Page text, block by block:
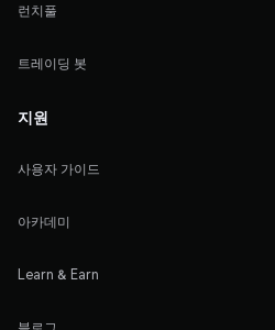
런치풀
트레이딩 봇
지원
사용자 가이드
아카데미
Learn & Earn